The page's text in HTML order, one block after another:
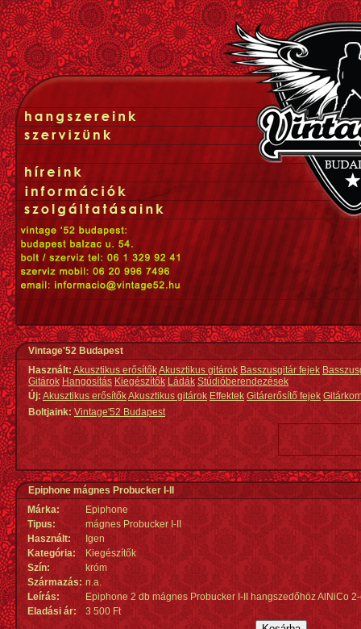
Vintage'52 Budapest
Használt: Akusztikus erősítőkAkusztikus gitárok Basszusgitár fejek
Gitárok Hangosítás Kiegészítők Ládák Stúdióberendezések
Új:Akusztikus erősítőkAkusztikus gitárok Effektek Gitárerősítő fejek
Boltjaink: Vintage'52 Budapest
Epiphone mágnes Probucker I-II
Márka:
Epiphone
Tipus:
mágnes Probucker I-II
Használt:
Igen
Kategória:
Kiegészítők
Szín:
króm
Származás: n.a.
Leírás:
Epiphone 2 db mágnes Probucker I-II hangszedőhöz AlNiCo
Eladási ár:
3 500 Ft